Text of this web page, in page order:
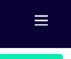
Abre a navegação